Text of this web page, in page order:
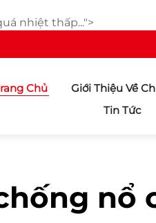
nhiệt thấp...">
Chủ Giới Thiệu Về
Tin Tức
nổ